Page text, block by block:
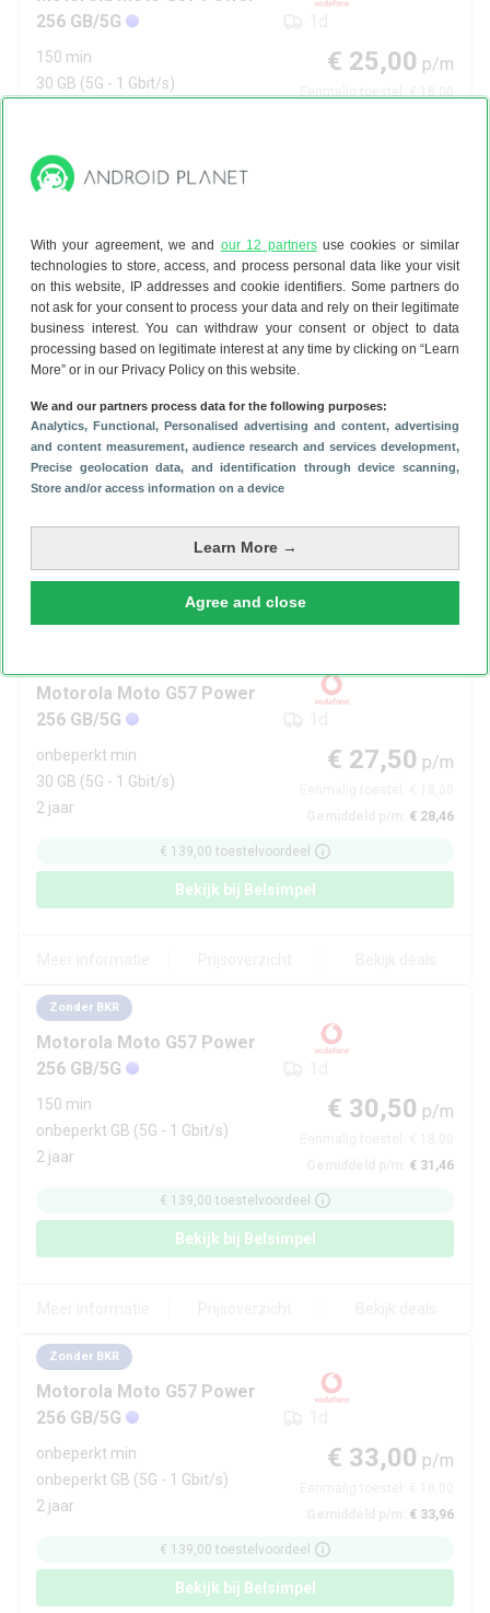
With your agreement, we and our 12 partnersuse cookies or similar
technologies to store, access, and process personal data like your visit
on this website, IP addresses and cookie identifiers. Some partners do
not ask for your consent to process your data and rely on their legitimate
business interest. You can withdraw your consent or object to data
processing based on legitimate interest at any time by clicking on “Learn
More” or in our Privacy Policy on this website.
We and our partners process data for the following purposes:
Analytics, Functional, Personalised advertising and content, advertising
and content measurement, audience research and services development,
Precise geolocation data, and identification through device scanning,
Store and/or access information on a device
Learn More →
Agree and close
256 GB/5G
150 min
30 GB (5G - 1 Gbit/s)
€ 25,00 p/m
Eenmalig toestel:€ 18,00
Meer informatie Prijsoverzicht Bekijk deals
Zonder BKR
Motorola Moto G57 Power
256 GB/5G
onbeperkt min
15 GB(5G - 1 Gbit/s)
2 jaar
€ 27,00
Eenmalig toestel:€ 0,00
Gemiddeld p/m:€ 27,21
Bekijk bijBelsimpel
Prijsoverzicht
Motorola Moto G57 Power
256 GB/5G
onbeperkt min
30 GB (5G - 1 Gbit/s)
2 jaar
€ 27,50 p/m
€ 28,46
€ 139,00 toestelvoordeel
Bekijk bij Belsimpel
Zonder BKR
Motorola Moto G57 Power
256 GB/5G
150 min
onbeperkt GB (5G - 1 Gbit/s)
2 jaar
€ 30,50 p/m
€ 31,46
€ 139,00 toestelvoordeel
Bekijk bij Belsimpel
Zonder BKR
Motorola Moto G57 Power
256 GB/5G
onbeperkt min
onbeperkt GB (5G - 1 Gbit/s)
2 jaar
€ 33,00 p/m
€ 33,96
€ 139,00 toestelvoordeel
Bekijk bij Belsimpel